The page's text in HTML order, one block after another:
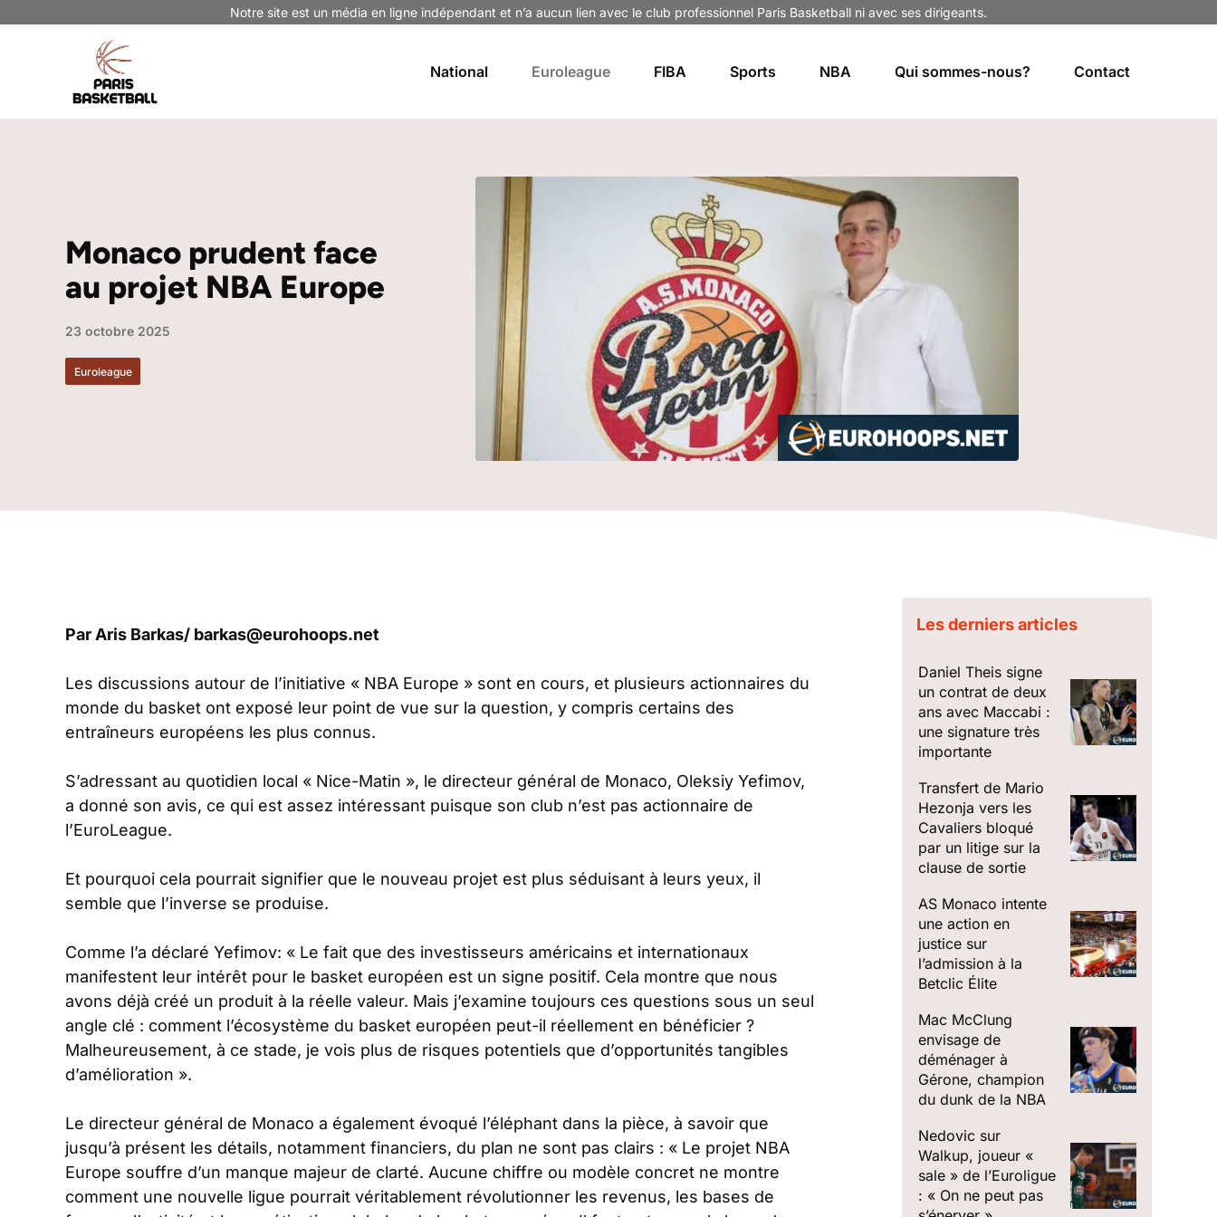
Notre site est un média en ligne indépendant et n’a aucun lien avec le club professionnel Paris Basketball ni avec ses dirigeants.
National Euroleague FIBA Sports NBA Qui sommes-nous? Contact
Monaco prudent face
au projet NBA Europe
23 octobre 2025
Euroleague
Par Aris Barkas/ barkas@eurohoops.net
Les discussions autour de l’initiative « NBA Europe » sont en cours, et plusieurs actionnaires du
monde du basket ont exposé leur point de vue sur la question, y compris certains des
entraîneurs européens les plus connus.
S’adressant au quotidien local « Nice-Matin », le directeur général de Monaco, Oleksiy Yefimov,
a donné son avis, ce qui est assez intéressant puisque son club n’est pas actionnaire de
l’EuroLeague.
Et pourquoi cela pourrait signifier que le nouveau projet est plus séduisant à leurs yeux, il
semble que l’inverse se produise.
Comme l’a déclaré Yefimov: « Le fait que des investisseurs américains et internationaux
manifestent leur intérêt pour le basket européen est un signe positif. Cela montre que nous
avons déjà créé un produit à la réelle valeur. Mais j’examine toujours ces questions sous un seul
angle clé : comment l’écosystème du basket européen peut-il réellement en bénéficier ?
Malheureusement, à ce stade, je vois plus de risques potentiels que d’opportunités tangibles
d’amélioration ».
Le directeur général de Monaco a également évoqué l’éléphant dans la pièce, à savoir que
jusqu’à présent les détails, notamment financiers, du plan ne sont pas clairs : « Le projet NBA
Europe souffre d’un manque majeur de clarté. Aucune chiffre ou modèle concret ne montre
comment une nouvelle ligue pourrait véritablement révolutionner les revenus, les bases de
Les derniers articles
Daniel Theis signe
un contrat de deux
ans avec Maccabi :
une signature très
importante
Transfert de Mario
Hezonja vers les
Cavaliers bloqué
par un litige sur la
clause de sortie
AS Monaco intente
une action en
justice sur
l’admission à la
Betclic Élite
Mac McClung
envisage de
déménager à
Gérone, champion
du dunk de la NBA
Nedovic sur
Walkup, joueur «
sale » de l’Euroligue
: « On ne peut pas